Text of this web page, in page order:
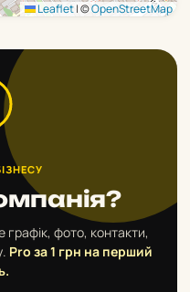
Leaflet|©OpenStreetMap
графік, фото, контакти,
Pro за 1 грн на перший